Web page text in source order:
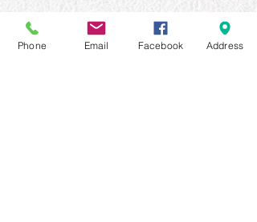
Phone Email Facebook Address